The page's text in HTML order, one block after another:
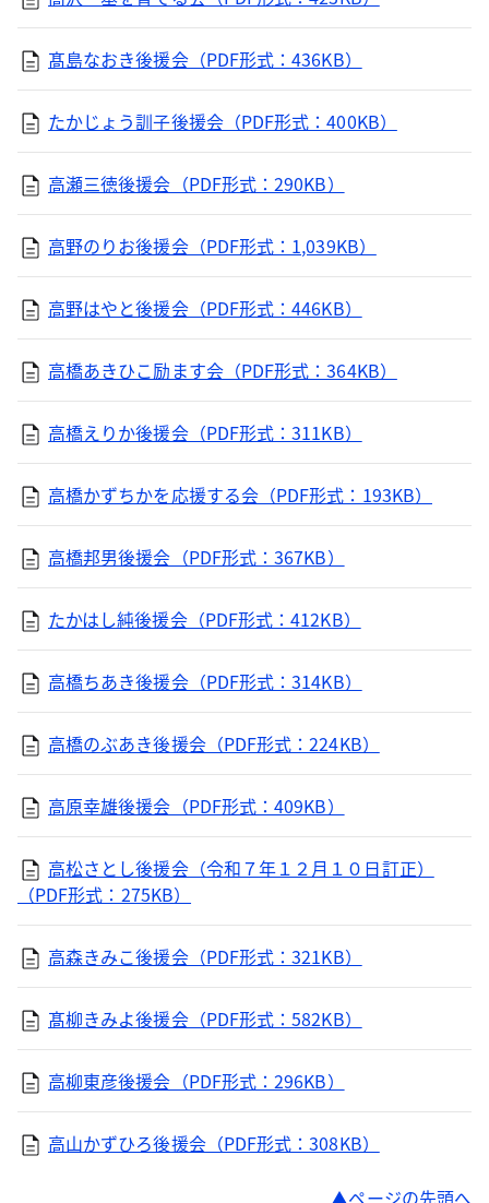
髙島なおき後援会（PDF形式：436KB）
たかじょう訓子後援会（PDF形式：400KB）
高瀬三徳後援会（PDF形式：290KB）
高野のりお後援会（PDF形式：1,039KB）
高野はやと後援会（PDF形式：446KB）
高橋あきひこ励ます会（PDF形式：364KB）
高橋えりか後援会（PDF形式：311KB）
高橋かずちかを応援する会（PDF形式：193KB）
高橋邦男後援会（PDF形式：367KB）
たかはし純後援会（PDF形式：412KB）
高橋ちあき後援会（PDF形式：314KB）
高橋のぶあき後援会（PDF形式：224KB）
高原幸雄後援会（PDF形式：409KB）
高松さとし後援会（令和７年１２月１０日訂正）
（PDF形式：275KB）
高森きみこ後援会（PDF形式：321KB）
髙柳きみよ後援会（PDF形式：582KB）
高柳東彦後援会（PDF形式：296KB）
高山かずひろ後援会（PDF形式：308KB）
ページの先頭へ